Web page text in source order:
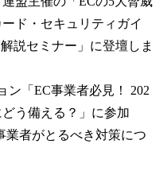
ド・セキュリティガイ
説セミナー」に登壇しま
ン「EC事業者必見！ 202
う備える？」に参加
業者がとるべき対策につ